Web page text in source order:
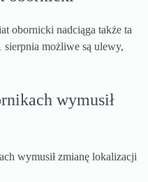
obornicki nadciąga także ta
możliwe są ulewy,
wymusił
wymusił zmianę lokalizacji